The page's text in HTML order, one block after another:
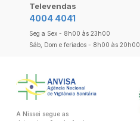
Televendas
4004 4041
Seg a Sex - 8h00 às 23h00
Sáb, Dom e feriados - 8h00 às 20h00
A Nissei segue as